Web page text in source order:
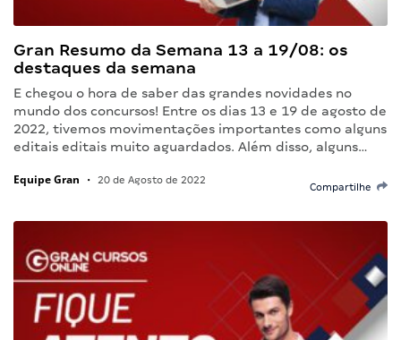
Gran Resumo da Semana 13 a 19/08: os
destaques da semana
E chegou o hora de saber das grandes novidades no
mundo dos concursos! Entre os dias 13 e 19 de agosto de
2022, tivemos movimentações importantes como alguns
editais editais muito aguardados. Além disso, alguns…
Equipe Gran • 20 de Agosto de 2022
Compartilhe